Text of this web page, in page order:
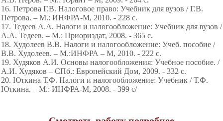
16. Петрова Г.В. Налоговое право: Учебник для вузов / Г.В.
Петрова. – М.: ИНФРА-М, 2010. - 228 с.
17. Тедеев А.А. Налоги и налогообложение: Учебник для вузов /
А.А. Тедеев. – М.: Приориздат, 2008. - 365 с.
18. Худолеев В.В. Налоги и налогообложение: Учеб. пособие /
В.В. Худолеев. – М.:ИНФРА – М, 2010. - 222 с.
19. Худяков А.И. Основы налогообложения: Учебное пособие. /
А.И. Худяков – СПб.: Европейский Дом, 2009. - 332 с.
20. Юткина Т.Ф. Налоги и налогообложение: Учебник / Т.Ф.
Юткина. – М.: ИНФРА-М, 2008. - 399 c/